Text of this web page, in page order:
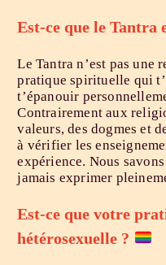
Est-ce que le Tantra
Le Tantra n’est pas une
pratique spirituelle qui
t’épanouir
Contrairement aux
valeurs, des dogmes et
à vérifier les
expérience. Nous
jamais exprimer
Est-ce que votre
hétérosexuelle ?